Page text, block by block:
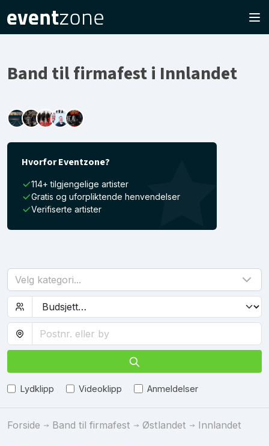
Band til firmafest i Innlandet
Hvorfor Eventzone?
114+ tilgjengelige artister
Gratis og uforpliktende henvendelser
Verifiserte artister
Velg kategori...
Lydklipp Videoklipp Anmeldelser
Forside Band til firmafest Østlandet Innlandet